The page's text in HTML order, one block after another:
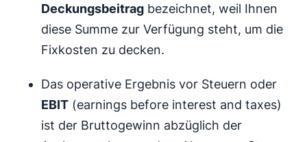
Deckungsbeitrag bezeichnet, weil Ihnen
diese Summe zur Verfügung steht, um die
Fixkosten zu decken.
Das operative Ergebnis vor Steuern oder
EBIT (earnings before interest and taxes)
ist der Bruttogewinn abzüglich der